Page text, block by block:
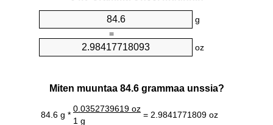
g
=
oz
Miten muuntaa 84.6 grammaa unssia?
84.6 g *
0.0352739619 oz
= 2.9841771809 oz
1 g